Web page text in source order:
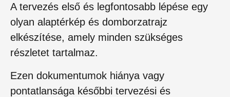
A tervezés első és legfontosabb lépése egy
olyan alaptérkép és domborzatrajz
elkészítése, amely minden szükséges
részletet tartalmaz.
Ezen dokumentumok hiánya vagy
pontatlansága későbbi tervezési és